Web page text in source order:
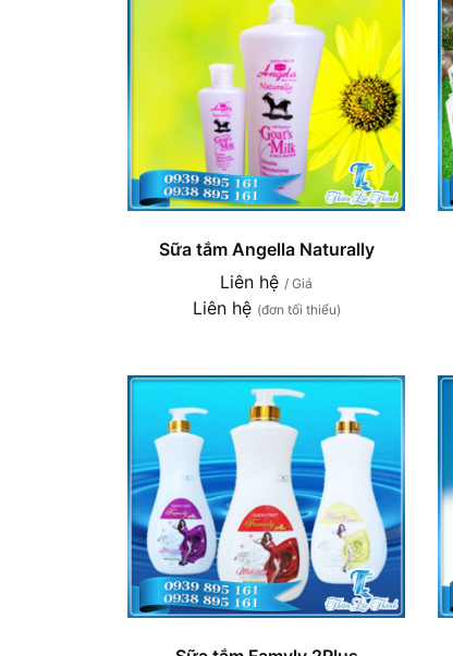
Sữa tắm Angella Naturally
Liên hệ / Giá
Liên hệ (đơn tối thiểu)